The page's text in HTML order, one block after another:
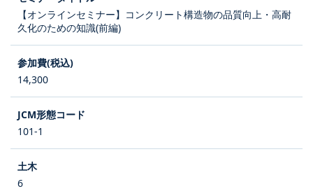
【オンラインセミナー】コンクリート構造物の品質向上・高耐
久化のための知識(前編)
14,300
101-1
6